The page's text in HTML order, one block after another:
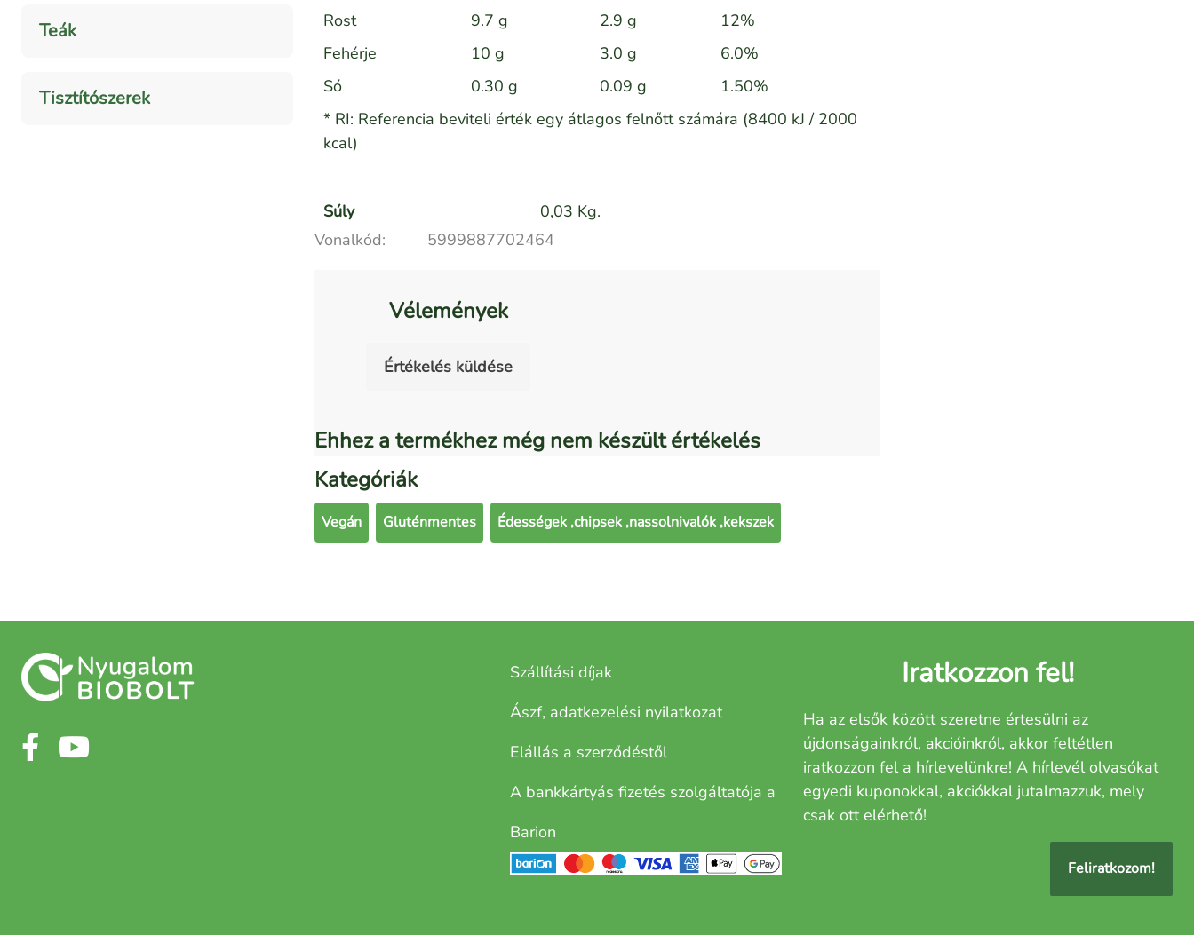
Teák
Tisztítószerek
* RI: Referencia beviteli érték egy átlagos felnőtt számára (8400 kJ / 2000
kcal)
Rost
9.7 g 2.9 g
12%
Fehérje
10 g 3.0 g
6.0%
Só
0.30 g 0.09 g 1.50%
Súly
0,03 Kg.
Vonalkód:
5999887702464
Vélemények
Értékelés küldése
Ehhez a termékhez még nem készült értékelés
Kategóriák
Vegán Gluténmentes Édességek ,chipsek ,nassolnivalók ,kekszek
Szállítási díjak
Ászf, adatkezelési nyilatkozat
Elállás a szerződéstől
A bankkártyás fizetés szolgáltatója a
Barion
Iratkozzon fel!
Ha az elsők között szeretne értesülni az
újdonságainkról, akcióinkról, akkor feltétlen
iratkozzon fel a hírlevelünkre! A hírlevél olvasókat
egyedi kuponokkal, akciókkal jutalmazzuk, mely
csak ott elérhető!
Feliratkozom!